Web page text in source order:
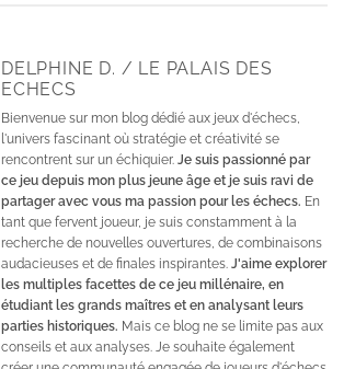
DELPHINE D. / LE PALAIS DES
ECHECS
Bienvenue sur mon blog dédié aux jeux d'échecs,
l'univers fascinant où stratégie et créativité se
rencontrent sur un échiquier. Je suis passionné par
ce jeu depuis mon plus jeune âge et je suis ravi de
partager avec vous ma passion pour les échecs. En
tant que fervent joueur, je suis constamment à la
recherche de nouvelles ouvertures, de combinaisons
audacieuses et de finales inspirantes. J'aime explorer
les multiples facettes de ce jeu millénaire, en
étudiant les grands maîtres et en analysant leurs
parties historiques. Mais ce blog ne se limite pas aux
conseils et aux analyses. Je souhaite également